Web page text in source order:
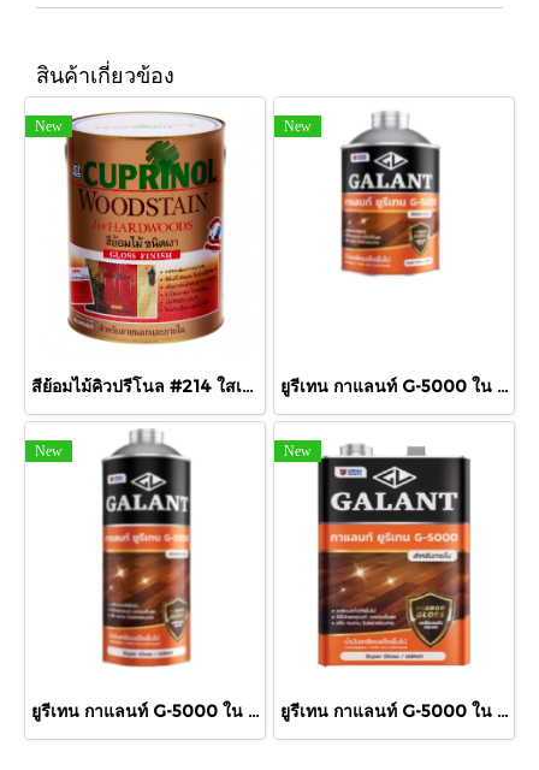
สินค้าเกี่ยวข้อง
New
สีย้อมไม้คิวปรีโนล #214 ใสเงา 1/4 กล.
New
ยูรีเทน กาแลนท์ G-5000 ใน 460cc.
New
ยูรีเทน กาแลนท์ G-5000 ใน 875cc.
New
ยูรีเทน กาแลนท์ G-5000 ใน กล.